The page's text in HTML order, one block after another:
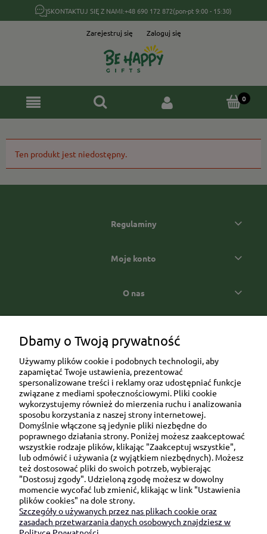
SKONTAKTUJ SIĘ Z NAMI:+48 690 172 872(pon-pt 9:00 - 15:30)
Zarejestruj się Zaloguj się
Ten produkt jest niedostępny.
Regulaminy
Moje konto
O nas
Ul. Brukowa 6/8 lok. 57/58
91-341 Łódź
NIP: 6751510615
SKONTAKTUJ SIĘ Z NAMI:
sklep@be-happygifts.com
+48 690 172 872
Dbamy o Twoją prywatność
Używamy plików cookie i podobnych technologii, aby
zapamiętać Twoje ustawienia, prezentować
spersonalizowane treści i reklamy oraz udostępniać funkcje
związane z mediami społecznościowymi. Pliki cookie
wykorzystujemy również do mierzenia ruchu i analizowania
sposobu korzystania z naszej strony internetowej.
Domyślnie włączone są jedynie pliki niezbędne do
poprawnego działania strony. Poniżej możesz zaakceptować
wszystkie rodzaje plików, klikając "Zaakceptuj wszystkie",
lub odmówić i używania (z wyjątkiem niezbędnych). Możesz
też dostosować pliki do swoich potrzeb, wybierając
"Dostosuj zgody". Udzieloną zgodę możesz w dowolny
momencie wycofać lub zmienić, klikając w link "Ustawienia
plików cookies" na dole strony.
Szczegóły o używanych przez nas plikach cookie oraz
zasadach przetwarzania danych osobowych znajdziesz w